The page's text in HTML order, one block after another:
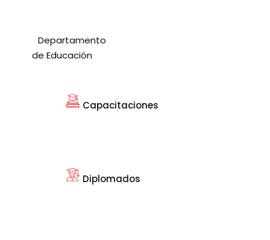
Departamento
de Educación
Capacitaciones
Diplomados